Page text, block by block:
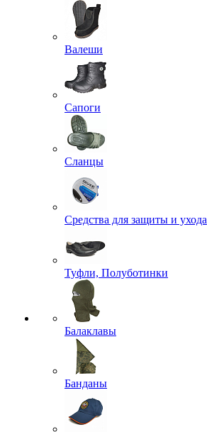
Валеши
Сапоги
Сланцы
Средства для защиты и ухода
Туфли, Полуботинки
Балаклавы
Банданы